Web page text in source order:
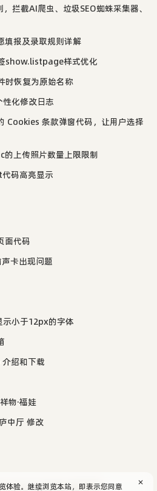
拦截AI爬虫、垃圾SEO蜘蛛采集器、
填报及录取规则详解
show.listpage样式优化
时恢复为原始名称
化修改日志
Cookies 条款弹窗代码，让用户选择
上传照片数量上限限制
码高亮显示
面代码
卡出现问题
小于12px的字体
绍和下载
物·福娃
中厅 修改
blog/SiteMap.隐私政策
✕
体验。继续浏览本站，即表示您同意